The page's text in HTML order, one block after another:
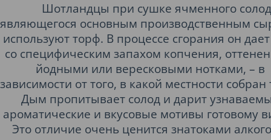
Шотландцы при сушке ячменного
являющегося основным производственным
используют торф. В процессе сгорания он
со специфическим запахом копчения,
йодными или вересковыми нотками, – в
зависимости от того, в какой местности собран
Дым пропитывает солод и дарит
ароматические и вкусовые мотивы готовому
Это отличие очень ценится знатоками